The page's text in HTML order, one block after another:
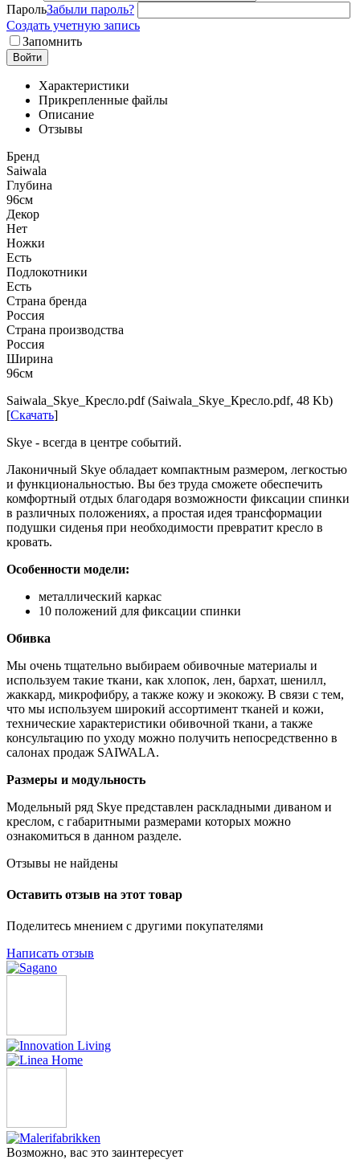
ПарольЗабыли пароль?
Создать учетную запись
Запомнить
Войти
Характеристики
Прикрепленные файлы
Описание
Отзывы
Бренд
Saiwala
Глубина
96см
Декор
Нет
Ножки
Есть
Подлокотники
Есть
Страна бренда
Россия
Страна производства
Россия
Ширина
96см
Saiwala_Skye_Кресло.pdf (Saiwala_Skye_Кресло.pdf, 48 Kb)
[Скачать]
Skye - всегда в центре событий.
Лаконичный Skye обладает компактным размером, легкостью
и функциональностью. Вы без труда сможете обеспечить
комфортный отдых благодаря возможности фиксации спинки
в различных положениях, а простая идея трансформации
подушки сиденья при необходимости превратит кресло в
кровать.
Особенности модели:
металлический каркас
10 положений для фиксации спинки
Обивка
Мы очень тщательно выбираем обивочные материалы и
используем такие ткани, как хлопок, лен, бархат, шенилл,
жаккард, микрофибру, а также кожу и экокожу. В связи с тем,
что мы используем широкий ассортимент тканей и кожи,
технические характеристики обивочной ткани, а также
консультацию по уходу можно получить непосредственно в
салонах продаж SAIWALA.
Размеры и модульность
Модельный ряд Skye представлен раскладными диваном и
креслом, с габаритными размерами которых можно
ознакомиться в данном разделе.
Отзывы не найдены
Оставить отзыв на этот товар
Поделитесь мнением с другими покупателями
Написать отзыв
Возможно, вас это заинтересует